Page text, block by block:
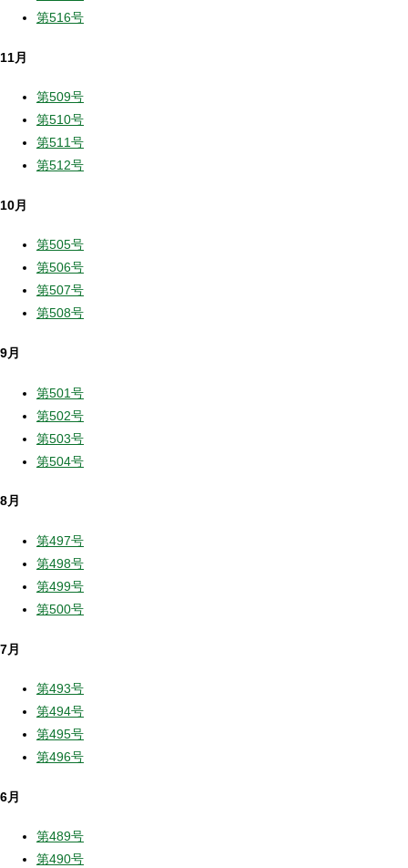
第516号
11月
第509号
第510号
第511号
第512号
10月
第505号
第506号
第507号
第508号
9月
第501号
第502号
第503号
第504号
8月
第497号
第498号
第499号
第500号
7月
第493号
第494号
第495号
第496号
6月
第489号
第490号